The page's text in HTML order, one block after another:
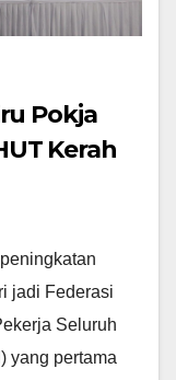
Pokja
Kerah
jadi Federasi
Seluruh
yang pertama